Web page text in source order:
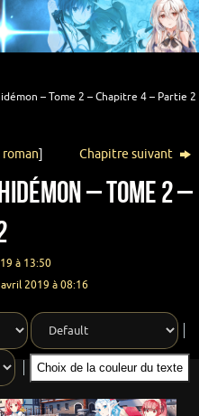
– Tome 2 – Chapitre 4 – Partie 2
roman] Chapitre suivant
– Tome 2 –
à 13:50
2019 à 08:16
Choix de la couleur du texte